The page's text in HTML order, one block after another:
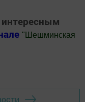
" Шешминская